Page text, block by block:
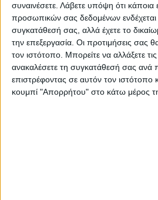
συναινέσετε. Λάβετε υπόψη ότι κάποια
προσωπικών σας δεδομένων ενδέχεται
συγκατάθεσή σας, αλλά έχετε το
την επεξεργασία. Οι προτιμήσεις σας
τον ιστότοπο. Μπορείτε να αλλάξετε
ανακαλέσετε τη συγκατάθεσή σας ανά
επιστρέφοντας σε αυτόν τον ιστότοπο
κουμπί "Απορρήτου" στο κάτω μέρος